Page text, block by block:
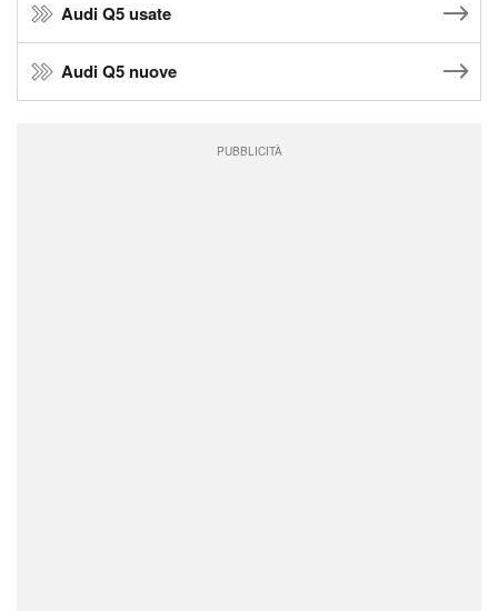
Audi Q5 usate
Audi Q5 nuove
PUBBLICITÀ